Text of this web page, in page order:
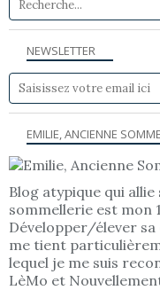
NEWSLETTER
EMILIE, ANCIENNE
Blog atypique qui
sommellerie est mon
Développer/élever sa
me tient
lequel je me suis
LèMo et